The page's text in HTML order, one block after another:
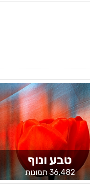
טבע ונוף
36,482 תמונות